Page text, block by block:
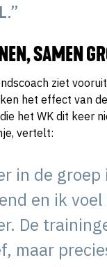
.”
SAMEN
ziet
het effect van
het WK dit keer
vertelt:
in de groep
en ik voel
De
maar